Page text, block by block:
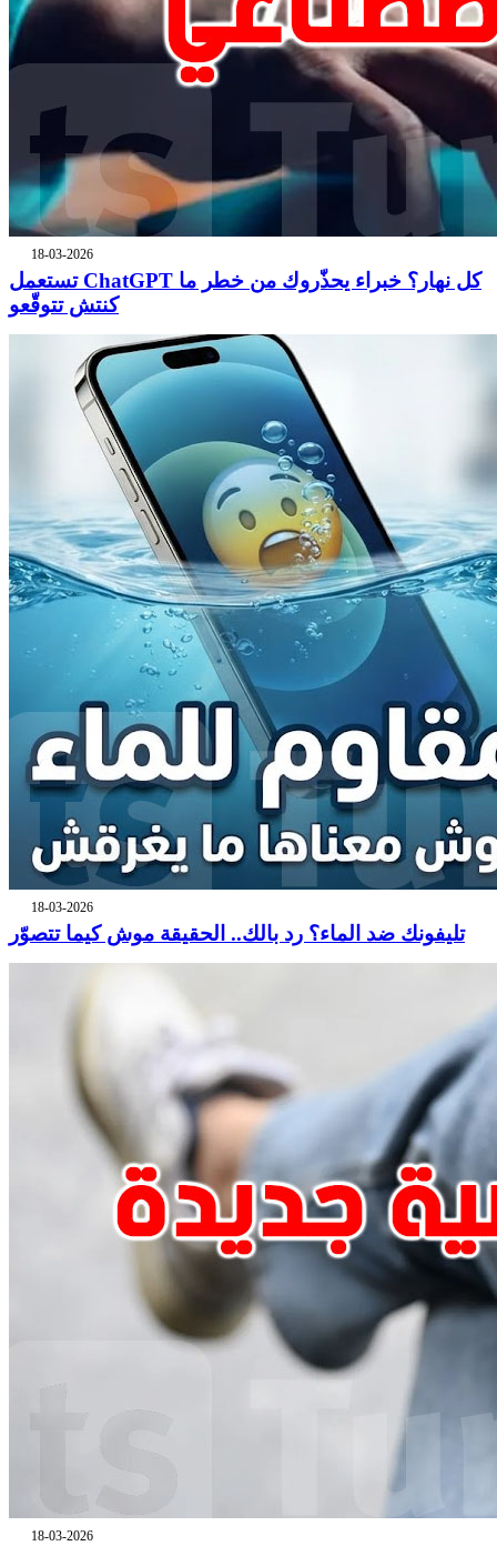
18-03-2026
تستعمل ChatGPT كل نهار؟ خبراء يحذّروك من خطر ما
كنتش تتوقّعو
18-03-2026
تليفونك ضد الماء؟ رد بالك.. الحقيقة موش كيما تتصوّر
18-03-2026